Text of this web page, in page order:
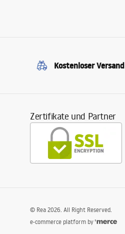
Kostenloser Versand
Zertifikate und Partner
© Rea 2026. All Right Reserved.
e-commerce platform by